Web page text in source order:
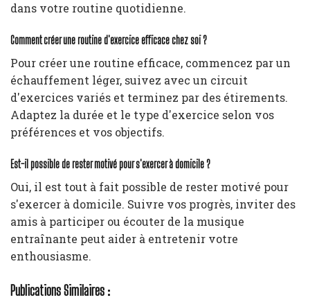
dans votre routine quotidienne.
Comment créer une routine d'exercice efficace chez soi ?
Pour créer une routine efficace, commencez par un
échauffement léger, suivez avec un circuit
d'exercices variés et terminez par des étirements.
Adaptez la durée et le type d'exercice selon vos
préférences et vos objectifs.
Est-il possible de rester motivé pour s'exercer à domicile ?
Oui, il est tout à fait possible de rester motivé pour
s'exercer à domicile. Suivre vos progrès, inviter des
amis à participer ou écouter de la musique
entraînante peut aider à entretenir votre
enthousiasme.
Publications Similaires :